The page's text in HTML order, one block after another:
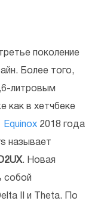
поколение
Более того,
литровым
как в хетчбеке
Equinox 2018 года
называет
. Новая
собой
II и Theta. По